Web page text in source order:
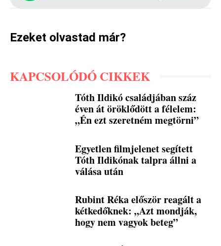
Ezeket olvastad már?
KAPCSOLÓDÓ CIKKEK
Tóth Ildikó családjában száz
éven át öröklődött a félelem:
„Én ezt szeretném megtörni”
Egyetlen filmjelenet segített
Tóth Ildikónak talpra állni a
válása után
Rubint Réka először reagált a
kétkedőknek: „Azt mondják,
hogy nem vagyok beteg”